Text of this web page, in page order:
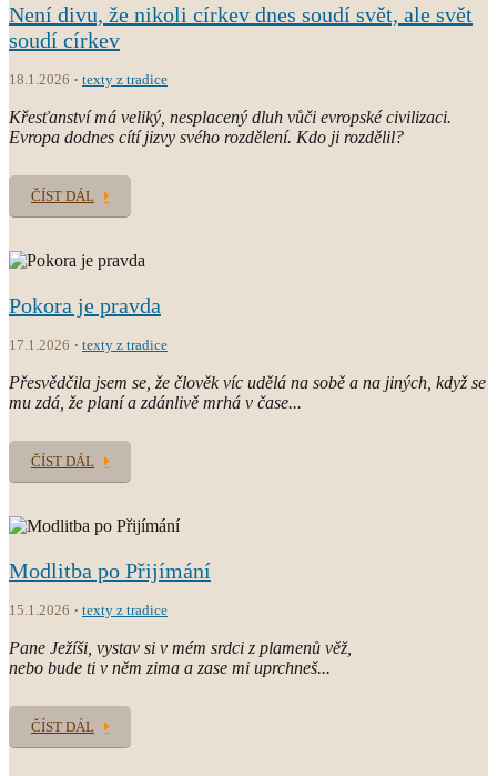
Není divu, že nikoli církev dnes soudí svět, ale svět
soudí církev
18.1.2026 texty z tradice
Křesťanství má veliký, nesplacený dluh vůči evropské civilizaci.
Evropa dodnes cítí jizvy svého rozdělení. Kdo ji rozdělil?
ČÍST DÁL
Pokora je pravda
17.1.2026 texty z tradice
Přesvědčila jsem se, že člověk víc udělá na sobě a na jiných, když se
mu zdá, že planí a zdánlivě mrhá v čase...
ČÍST DÁL
Modlitba po Přijímání
15.1.2026 texty z tradice
Pane Ježíši, vystav si v mém srdci z plamenů věž,
nebo bude ti v něm zima a zase mi uprchneš...
ČÍST DÁL